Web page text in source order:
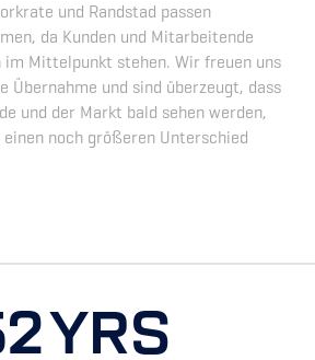
und Randstad passen
da Kunden und Mitarbeitende
im Mittelpunkt stehen. Wir freuen uns
Übernahme und sind überzeugt, dass
und der Markt bald sehen werden,
noch größeren Unterschied
YRS